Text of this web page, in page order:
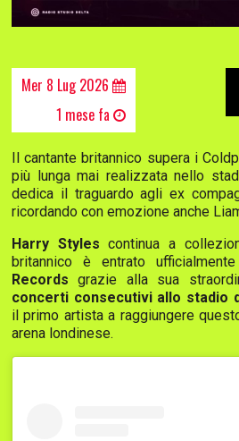
Mer 8 Lug 2026
1 mese fa
Il cantante britannico supera i
più lunga mai realizzata nello
dedica il traguardo agli ex
ricordando con emozione anche
Harry Styles continua a
britannico è entrato
Records grazie alla sua
concerti consecutivi allo stadio
il primo artista a raggiungere
arena londinese.